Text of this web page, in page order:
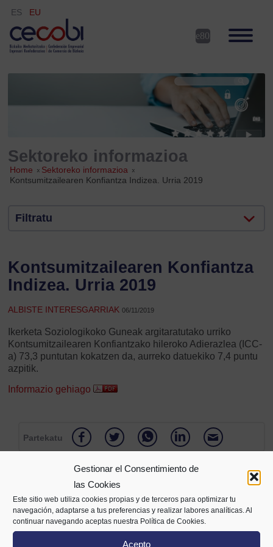
Gestionar el Consentimiento de
las Cookies
Este sitio web utiliza cookies propias y de terceros para optimizar tu
navegación, adaptarse a tus preferencias y realizar labores analíticas. Al
continuar navegando aceptas nuestra Política de Cookies.
Acepto
ES EU
Sektoreko informazioa
Home » Sektoreko informazioa »
Kontsumitzailearen Konfiantza Indizea. Urria 2019
Filtratu
Kontsumitzailearen Konfiantza
Indizea. Urria 2019
ALBISTE INTERESGARRIAK06/11/2019
Ikerketa Soziologikoko Guneak argitaratutako urriko
Kontsumitzailearen Konfiantzako hileroko Adierazlea (ICC-
a) 73,3 puntutan kokatzen da, aurreko datuekiko 7,4 puntu
azpitik.
Informazio gehiago
Partekatu